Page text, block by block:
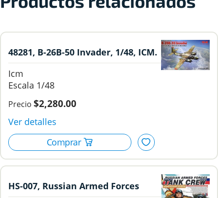
48281, B-26B-50 Invader, 1/48, ICM.
Icm
1/48
$2,280.00
HS-007, Russian Armed Forces